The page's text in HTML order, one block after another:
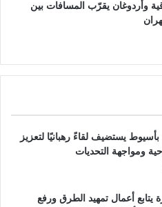
وأردوغان يقرّب المسافات بين
يستضيف لقاءً رهبانيًا لتعزيز
ومواجهة التحديات
يتابع أعمال تمهيد الطرق ورفع